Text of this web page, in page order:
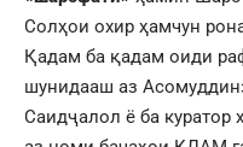
Солҳои охир ҳамчун
Қадам ба қадам оиди
шунидааш аз
Саидҷалол ё ба куратор